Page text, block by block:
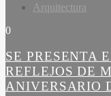
Arquitectura
0
SE PRESENTA
REFLEJOS DE
ANIVERSARIO